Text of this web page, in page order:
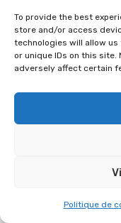
To provide the best
store and/or access
technologies will allow
or unique IDs on this
adversely affect certain
Politique de